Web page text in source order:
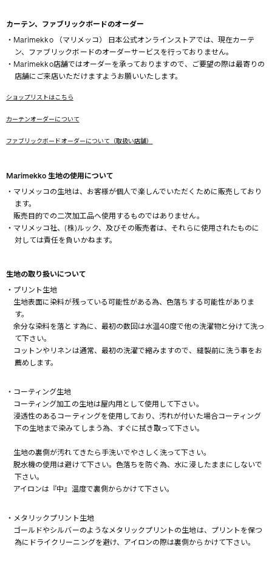
カーテン、ファブリックボードのオーダー
・Marimekko （マリメッコ） 日本公式オンラインストアでは、現在カーテ
ン、ファブリックボードのオーダーサービスを行っておりません。
・Marimekko店舗ではオーダーを承っておりますので、ご要望の際は最寄りの
店舗にご来店いただけますようお願いいたします。
ショップリストはこちら
カーテンオーダーについて
ファブリックボードオーダーについて（取扱い店舗）
Marimekko 生地の使用について
・マリメッコの生地は、お客様が個人で楽しんでいただくために販売しており
ます。
販売目的での二次加工品へ使用するものではありません。
・マリメッコ社、(株)ルック、及びその販売者は、それらに使用されたものに
対しては責任を負いかねます。
生地の取り扱いについて
・プリント生地
生地表面に染料が残っている可能性がある為、色落ちする可能性がありま
す。
余分な染料を落とす為に、最初の数回は水温40度で他の洗濯物と分けて洗っ
て下さい。
コットンやリネンは通常、最初の洗濯で縮みますので、縫製前に洗う事をお
薦めします。
・コーティング生地
コーティング加工の生地は屋内用として使用して下さい。
浸透性のあるコーティングを使用しており、汚れが付いた場合コーティング
下の生地まで染みてしまう為、すぐに拭き取って下さい。
生地の裏側が汚れてきたら手洗いでやさしく洗って下さい。
脱水機の使用は避けて下さい。色落ちを防ぐ為、水に浸したままにしないで
下さい。
アイロンは『中』温度で裏側からかけて下さい。
・メタリックプリント生地
ゴールドやシルバーのようなメタリックプリントの生地は、プリントを保つ
為にドライクリーニングを避け、アイロンの際は裏側からかけて下さい。